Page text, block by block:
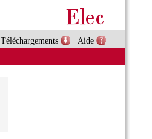
Aide
Téléchargements